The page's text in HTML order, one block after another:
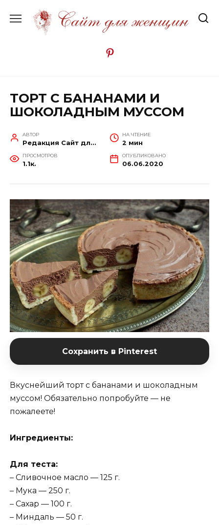
содержанию
ТОРТ С БАНАНАМИ И
ШОКОЛАДНЫМ МУССОМ
АВТОР
Редакция Сайт для женщин
НА ЧТЕНИЕ
2 мин
ПРОСМОТРОВ
1.1к.
ОПУБЛИКОВАНО
06.06.2020
Сохранить в Pinterest
Вкуснейший торт с бананами и шоколадным
муссом! Обязательно попробуйте — не
пожалеете!
Ингредиенты:
Для теста:
– Сливочное масло — 125 г.
– Мука — 250 г.
– Сахар — 100 г.
– Миндаль — 50 г.